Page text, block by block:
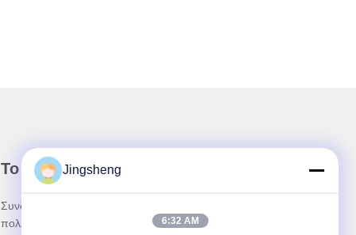
Το Δελτίο Ενημέρωσης
Συνδρομηθείτε στο ενημερωτικό μας δελτίο για εκπτώσεις και
πολλά άλλα.
Jingsheng
6:32 AM